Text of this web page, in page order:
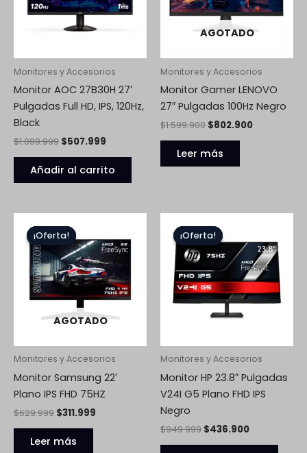
Monitores y Accesorios
Monitor AOC 27B30H 27′
Pulgadas Full HD, IPS, 120Hz,
Black
$1.099.999 $507.999
Añadir al carrito
AGOTADO
Monitores y Accesorios
Monitor Gamer LENOVO
27″ Pulgadas 100Hz Negro
$1.599.900 $802.900
Leer más
¡Oferta!
AGOTADO
¡Oferta!
Monitores y Accesorios
Monitor Samsung 22′
Plano IPS FHD 75HZ
$629.999
precio
original
era:
$629.999.
$311.999
actual
es:
$311.999.
Leer más
¡Oferta!
¡Oferta!
Monitores y Accesorios
Monitor HP 23.8″ Pulgadas
V24I G5 Plano FHD IPS
Negro
$949.999
precio
original
era:
$949.999.
$436.900
actual
es:
$436.900.